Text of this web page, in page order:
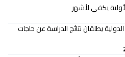
يكفي لأشهر
يطلقان نتائج الدراسة عن حاجات